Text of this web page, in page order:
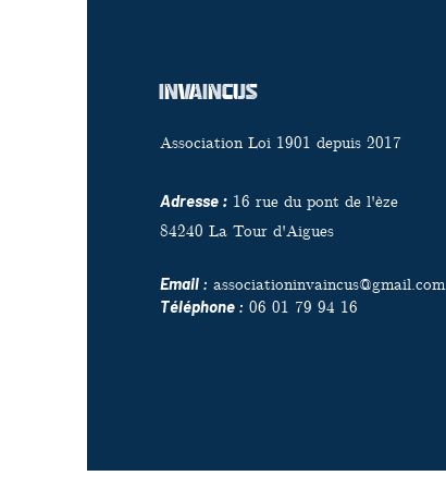
InvaincuS
Association Loi 1901 depuis 2017
Adresse : 16 rue du pont de l'èze
84240 La Tour d'Aigues
Email : associationinvaincus@gmail.com
Téléphone : 06 01 79 94 16